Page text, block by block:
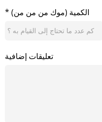
* الكمية (موك من من من)
تعليقات إضافية